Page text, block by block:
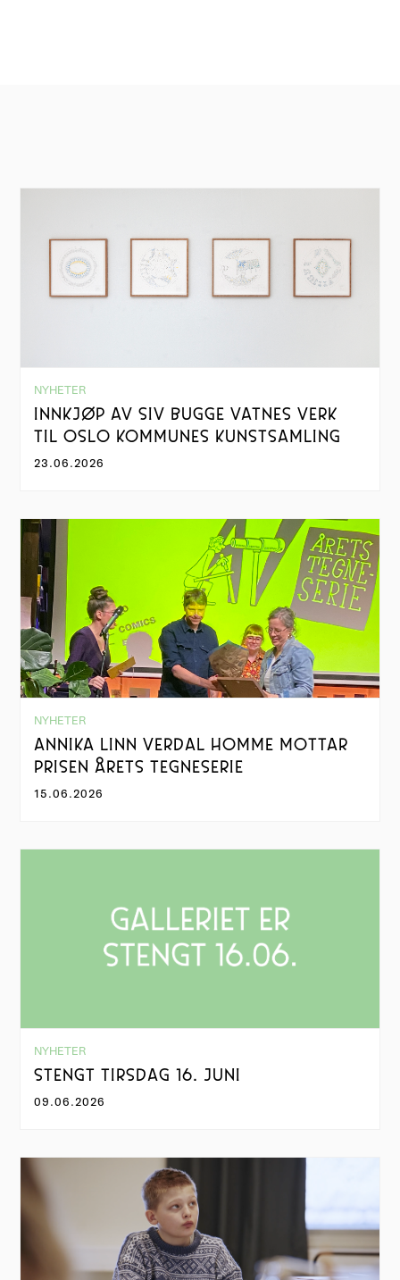
NYHETER
INNKJØP AV SIV BUGGE VATNES VERK
TIL OSLO KOMMUNES KUNSTSAMLING
23.06.2026
NYHETER
ANNIKA LINN VERDAL HOMME MOTTAR
PRISEN ÅRETS TEGNESERIE
15.06.2026
NYHETER
STENGT TIRSDAG 16. JUNI
09.06.2026